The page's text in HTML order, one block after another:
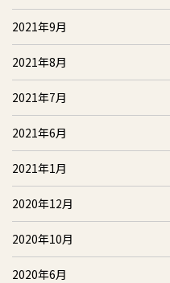
2021年9月
2021年8月
2021年7月
2021年6月
2021年1月
2020年12月
2020年10月
2020年6月